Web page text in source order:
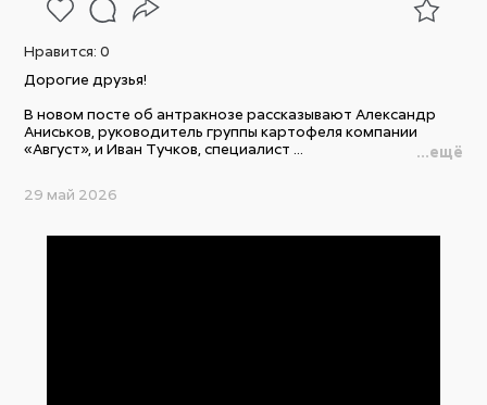
Нравится:0
Дорогие друзья!
В новом посте об антракнозе рассказывают Александр
Аниськов, руководитель группы картофеля компании
«Август», и Иван Тучков, специалист ...
...ещё
29 май 2026